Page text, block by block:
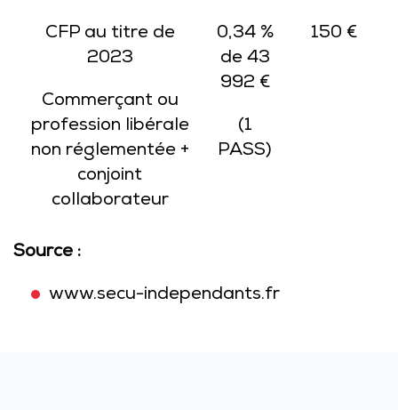
CFP au titre de
2023
Commerçant ou
profession libérale
non réglementée +
conjoint
collaborateur
0,34 %
de 43
992 €
(1
PASS)
150 €
Source :
www.secu-independants.fr